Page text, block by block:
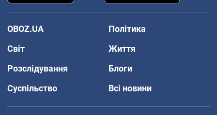
OBOZ.UA
Політика
Світ
Життя
Розслідування
Блоги
Суспільство
Всі новини